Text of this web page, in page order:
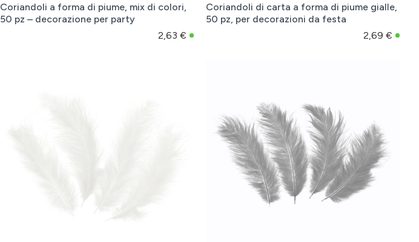
Coriandoli a forma di piume, mix di colori,
50 pz – decorazione per party
2,63 €
Coriandoli di carta a forma di piume gialle,
50 pz, per decorazioni da festa
2,69 €